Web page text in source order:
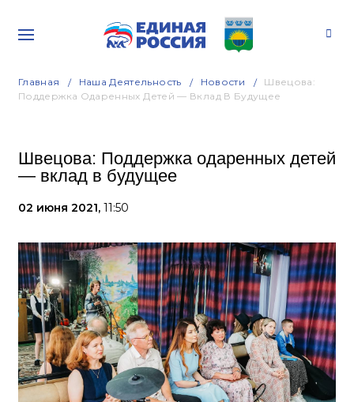
Главная Наша Деятельность Новости
Швецова:
Поддержка Одаренных Детей — Вклад В Будущее
Швецова: Поддержка одаренных детей
— вклад в будущее
02 июня 2021, 11:50